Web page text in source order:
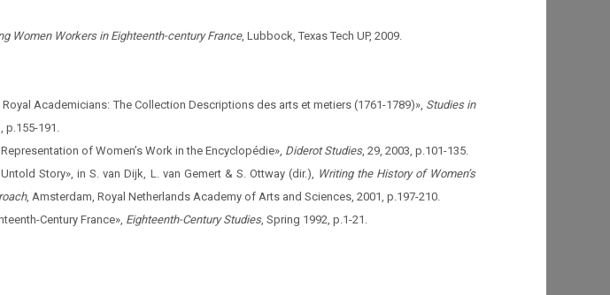
Women Workers in Eighteenth-century France, Lubbock, Texas Tech UP, 2009.
Academicians: The Collection Descriptions des arts et metiers (1761-1789)», Studies in
p.155-191.
of Women’s Work in the Encyclopédie», Diderot Studies, 29, 2003, p.101-135.
Story», in S. van Dijk, L. van Gemert & S. Ottway (dir.), Writing the History of Women’s
, Amsterdam, Royal Netherlands Academy of Arts and Sciences, 2001, p.197-210.
Century France», Eighteenth-Century Studies, Spring 1992, p.1-21.